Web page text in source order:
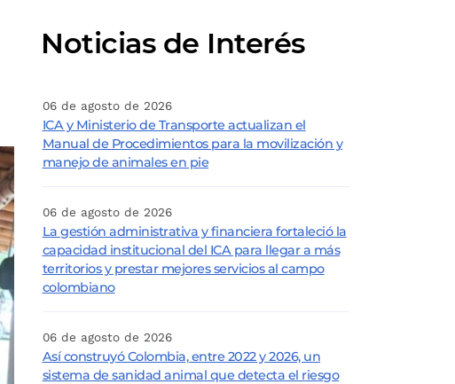
Noticias de Interés
06 de agosto de 2026
ICA y Ministerio de Transporte actualizan el
Manual de Procedimientos para la movilización y
manejo de animales en pie
06 de agosto de 2026
La gestión administrativa y financiera fortaleció la
capacidad institucional del ICA para llegar a más
territorios y prestar mejores servicios al campo
colombiano
06 de agosto de 2026
Así construyó Colombia, entre 2022 y 2026, un
sistema de sanidad animal que detecta el riesgo